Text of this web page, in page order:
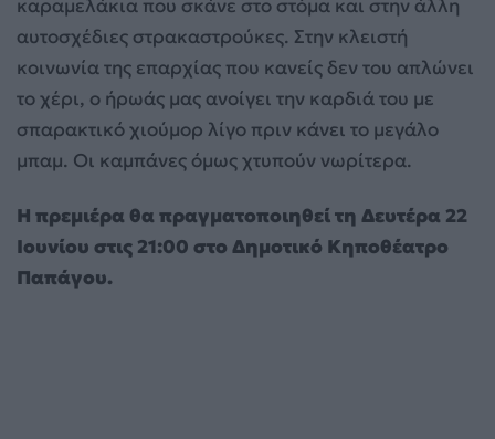
καραμελάκια που σκάνε στο στόμα και στην άλλη
αυτοσχέδιες στρακαστρούκες. Στην κλειστή
κοινωνία της επαρχίας που κανείς δεν του απλώνει
το χέρι, ο ήρωάς μας ανοίγει την καρδιά του με
σπαρακτικό χιούμορ λίγο πριν κάνει το μεγάλο
μπαμ. Οι καμπάνες όμως χτυπούν νωρίτερα.
Η πρεμιέρα θα πραγματοποιηθεί τη Δευτέρα 22
Ιουνίου στις 21:00 στο Δημοτικό Κηποθέατρο
Παπάγου.